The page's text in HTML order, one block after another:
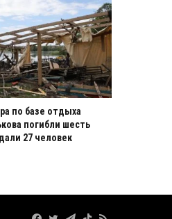
по базе отдыха
погибли шесть
27 человек